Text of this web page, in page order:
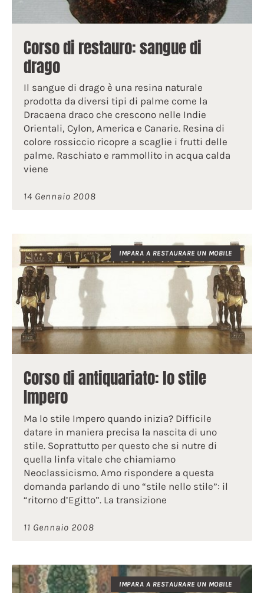
Corso di restauro: sangue di
drago
Il sangue di drago è una resina naturale
prodotta da diversi tipi di palme come la
Dracaena draco che crescono nelle Indie
Orientali, Cylon, America e Canarie. Resina di
colore rossiccio ricopre a scaglie i frutti delle
palme. Raschiato e rammollito in acqua calda
viene
14 Gennaio 2008
IMPARA A RESTAURARE UN MOBILE
Corso di antiquariato: lo stile
Impero
Ma lo stile Impero quando inizia? Difficile
datare in maniera precisa la nascita di uno
stile. Soprattutto per questo che si nutre di
quella linfa vitale che chiamiamo
Neoclassicismo. Amo rispondere a questa
domanda parlando di uno “stile nello stile”: il
“ritorno d’Egitto”. La transizione
11 Gennaio 2008
IMPARA A RESTAURARE UN MOBILE